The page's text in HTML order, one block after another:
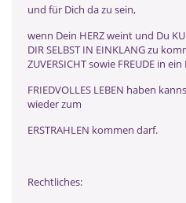
und für Dich da zu sein,
wenn Dein HERZ weint und Du
DIR SELBST IN EINKLANG zu
ZUVERSICHT sowie FREUDE in ein
FRIEDVOLLES LEBEN haben
wieder zum
ERSTRAHLEN kommen darf.
Rechtliches: